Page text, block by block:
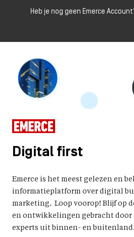
Digital first
Emerce is het meest gelezen en
informatieplatform over digital
marketing. Loop voorop! Blijf op
en ontwikkelingen gebracht door
experts uit binnen- en buitenland.
Heb je nog geen Emerce